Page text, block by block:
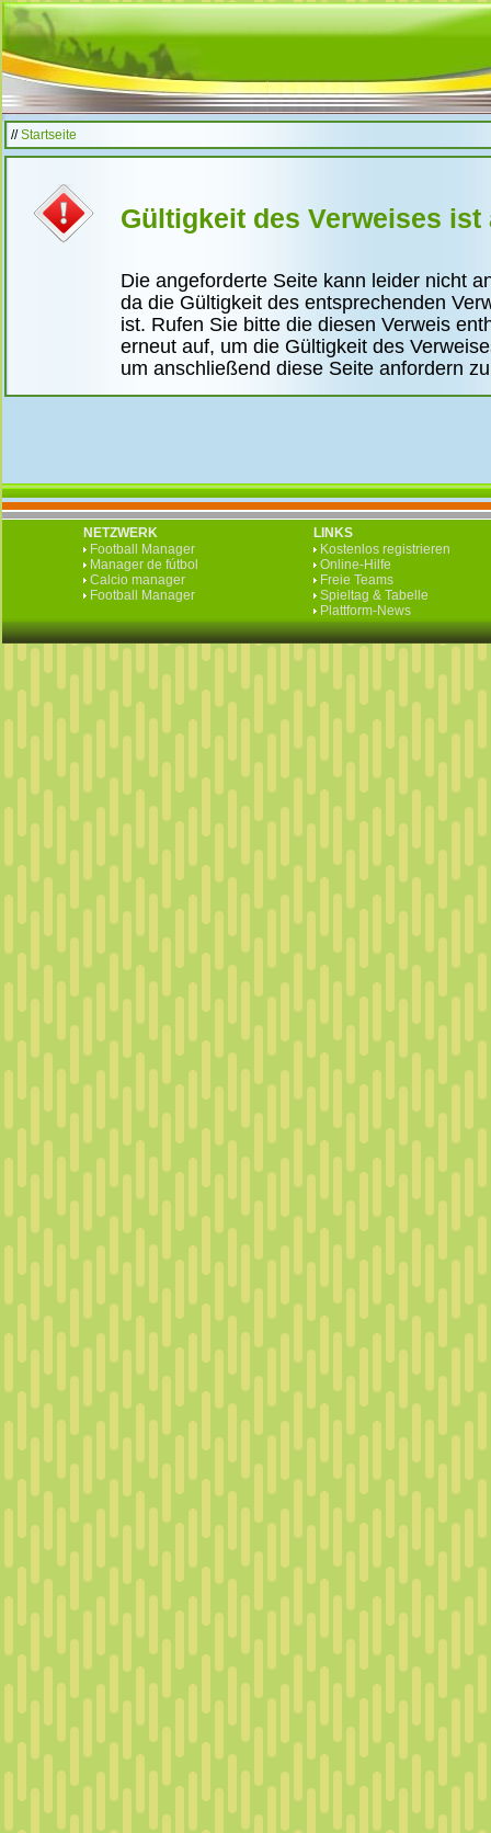
//Startseite
Gültigkeit des Verweises ist
Die angeforderte Seite kann leider nicht
da die Gültigkeit des entsprechenden
ist. Rufen Sie bitte die diesen Verweis
erneut auf, um die Gültigkeit des
um anschließend diese Seite anfordern
NETZWERK
Football Manager
Manager de fútbol
Calcio manager
Football Manager
LINKS
Kostenlos registrieren
Online-Hilfe
Freie Teams
Spieltag & Tabelle
Plattform-News